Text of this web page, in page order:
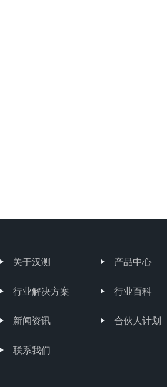
关于汉测 产品中心
行业解决方案 行业百科
新闻资讯 合伙人计划
联系我们